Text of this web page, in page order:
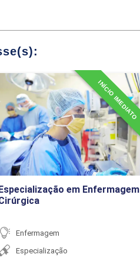
NA ENFERMAGEM
Módulos
empreendedora
DE SAÚDE
em Enfermagem
INÍCIO IMEDIATO
Enfermagem
Especialização
Especialização em
Enfermagem Cirúrgica
Detalhes do curso
Ir para Inscrição